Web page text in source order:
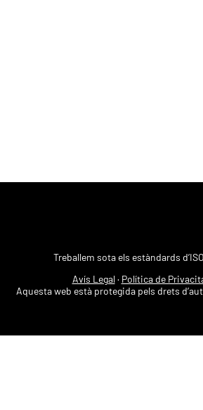
Treballem sota els estàndards
Avís Legal· Política de
Aquesta web està protegida pels drets